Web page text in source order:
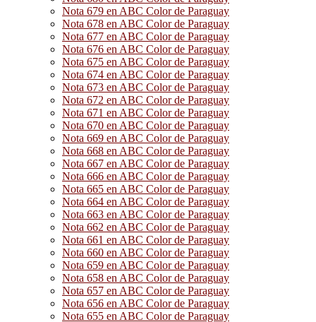
Nota 679 en ABC Color de Paraguay
Nota 678 en ABC Color de Paraguay
Nota 677 en ABC Color de Paraguay
Nota 676 en ABC Color de Paraguay
Nota 675 en ABC Color de Paraguay
Nota 674 en ABC Color de Paraguay
Nota 673 en ABC Color de Paraguay
Nota 672 en ABC Color de Paraguay
Nota 671 en ABC Color de Paraguay
Nota 670 en ABC Color de Paraguay
Nota 669 en ABC Color de Paraguay
Nota 668 en ABC Color de Paraguay
Nota 667 en ABC Color de Paraguay
Nota 666 en ABC Color de Paraguay
Nota 665 en ABC Color de Paraguay
Nota 664 en ABC Color de Paraguay
Nota 663 en ABC Color de Paraguay
Nota 662 en ABC Color de Paraguay
Nota 661 en ABC Color de Paraguay
Nota 660 en ABC Color de Paraguay
Nota 659 en ABC Color de Paraguay
Nota 658 en ABC Color de Paraguay
Nota 657 en ABC Color de Paraguay
Nota 656 en ABC Color de Paraguay
Nota 655 en ABC Color de Paraguay